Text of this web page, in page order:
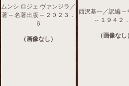
ムンシ ロジェ ヴァンジラ／
著 -- 名著出版 -- ２０２３．
６
（画像なし）
西沢基一／訳編 --
-- １９４２
（画像なし）